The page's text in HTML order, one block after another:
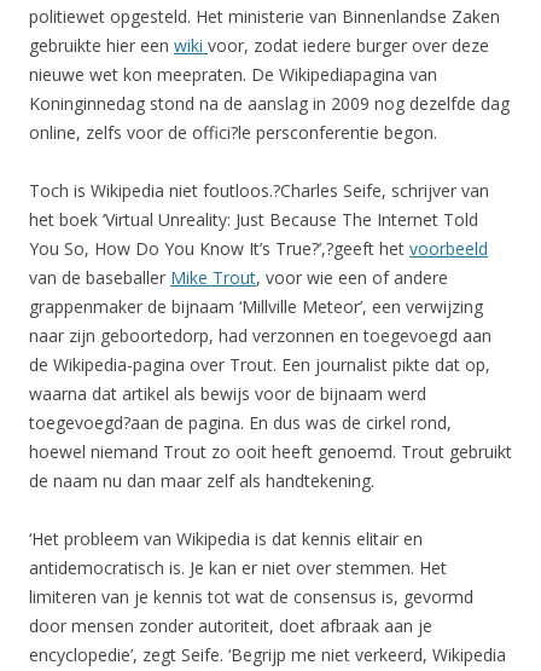
politiewet opgesteld. Het ministerie van Binnenlandse Zaken
gebruikte hier een wiki voor, zodat iedere burger over deze
nieuwe wet kon meepraten. De Wikipediapagina van
Koninginnedag stond na de aanslag in 2009 nog dezelfde dag
online, zelfs voor de offici?le persconferentie begon.
Toch is Wikipedia niet foutloos.?Charles Seife, schrijver van
het boek ‘Virtual Unreality: Just Because The Internet Told
You So, How Do You Know It’s True?’,?geeft het voorbeeld
van de baseballer Mike Trout, voor wie een of andere
grappenmaker de bijnaam ‘Millville Meteor’, een verwijzing
naar zijn geboortedorp, had verzonnen en toegevoegd aan
de Wikipedia-pagina over Trout. Een journalist pikte dat op,
waarna dat artikel als bewijs voor de bijnaam werd
toegevoegd?aan de pagina. En dus was de cirkel rond,
hoewel niemand Trout zo ooit heeft genoemd. Trout gebruikt
de naam nu dan maar zelf als handtekening.
‘Het probleem van Wikipedia is dat kennis elitair en
antidemocratisch is. Je kan er niet over stemmen. Het
limiteren van je kennis tot wat de consensus is, gevormd
door mensen zonder autoriteit, doet afbraak aan je
encyclopedie’, zegt Seife. ‘Begrijp me niet verkeerd, Wikipedia